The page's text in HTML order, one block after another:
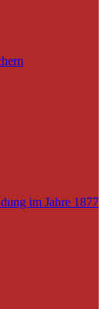
im Jahre 1877